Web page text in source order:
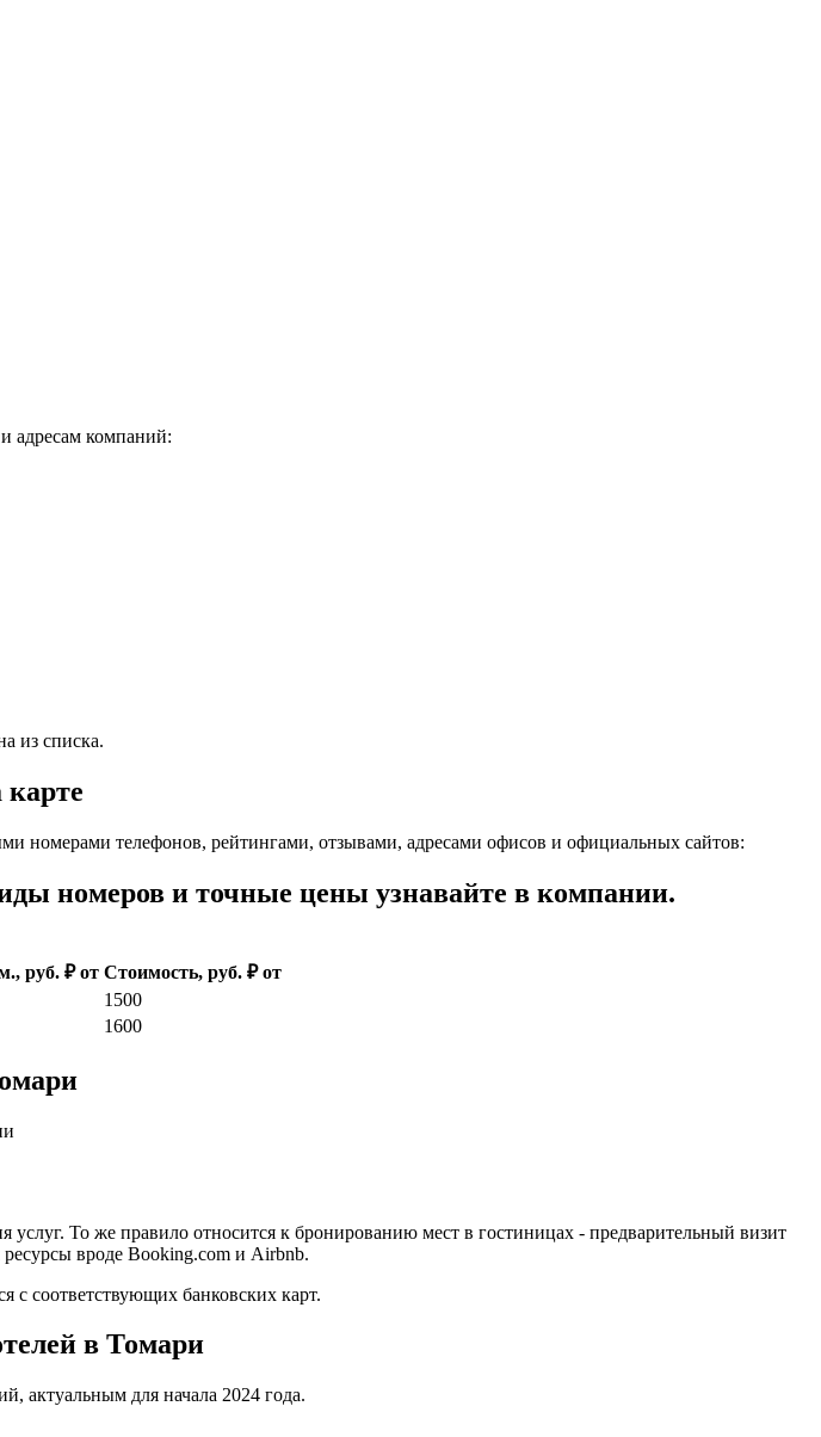
адресам компаний:
из списка.
номерами телефонов, рейтингами, отзывами, адресами офисов и официальных сайтов:
номеров и точные цены узнавайте в компании.
руб. ₽ от Стоимость, руб. ₽ от
1500
1600
То же правило относится к бронированию мест в гостиницах - предварительный визит
вроде Booking.com и Airbnb.
соответствующих банковских карт.
в Томари
актуальным для начала 2024 года.